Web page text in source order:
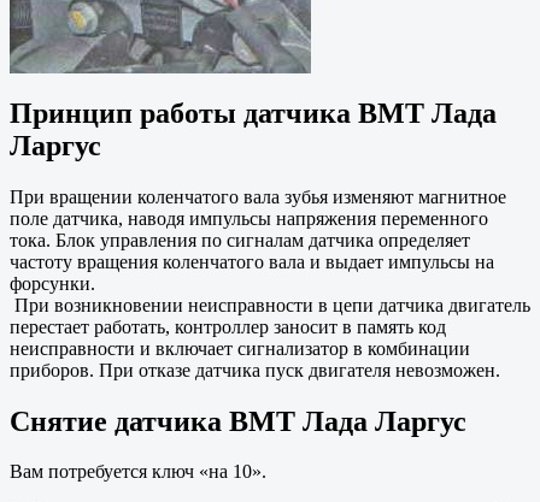
Принцип работы датчика ВМТ Лада
Ларгус
При вращении коленчатого вала зубья изменяют магнитное
поле датчика, наводя импульсы напряжения переменного
тока. Блок управления по сигналам датчика определяет
частоту вращения коленчатого вала и выдает импульсы на
форсунки.
При возникновении неисправности в цепи датчика двигатель
перестает работать, контроллер заносит в память код
неисправности и включает сигнализатор в комбинации
приборов. При отказе датчика пуск двигателя невозможен.
Снятие датчика ВМТ Лада Ларгус
Вам потребуется ключ «на 10».